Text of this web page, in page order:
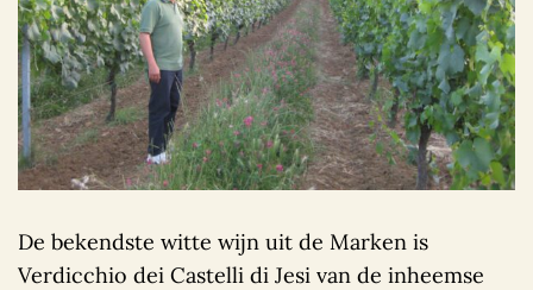
De bekendste witte wijn uit de Marken is
Verdicchio dei Castelli di Jesi van de inheemse